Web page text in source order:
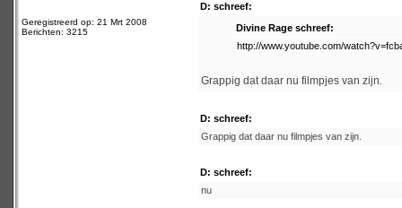
Geregistreerd op: 21 Mrt 2008
Berichten: 3215
D: schreef:
Divine Rage schreef:
http://www.youtube.com/
Grappig dat daar nu filmpjes van zijn.
D: schreef:
Grappig dat daar nu filmpjes van zijn.
D: schreef:
nu